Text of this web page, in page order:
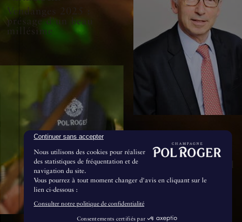
Vendanges 2025 :
présage d'un beau
millésime
8 Juillet 2024
Le Conseil de
renforce
Continuer sans accepter
Nous utilisons des cookies pour réaliser
des statistiques de fréquentation et de
navigation du site.
Vous pourrez à tout moment changer d'avis en cliquant sur le
lien ci-dessous :
Consulter notre politique de confidentialité
Consentements certifiés par